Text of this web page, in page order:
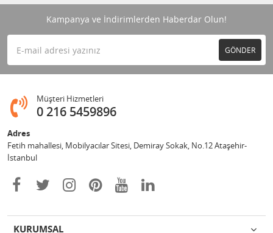
Kampanya ve İndirimlerden Haberdar Olun!
GÖNDER
Müşteri Hizmetleri
0 216 5459896
Adres
Fetih mahallesi, Mobilyacılar Sitesi, Demiray Sokak, No.12 Ataşehir-
İstanbul
KURUMSAL